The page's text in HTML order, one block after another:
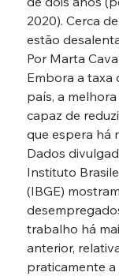
2020). Cerca
estão
Por Marta
Embora a
país, a
capaz de
que espera há
Dados
Instituto
(IBGE)
trabalho há
anterior,
praticamente a